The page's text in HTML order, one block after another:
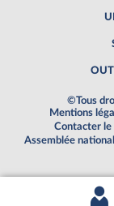
©Tous
Mentions
Contacter
Assemblée